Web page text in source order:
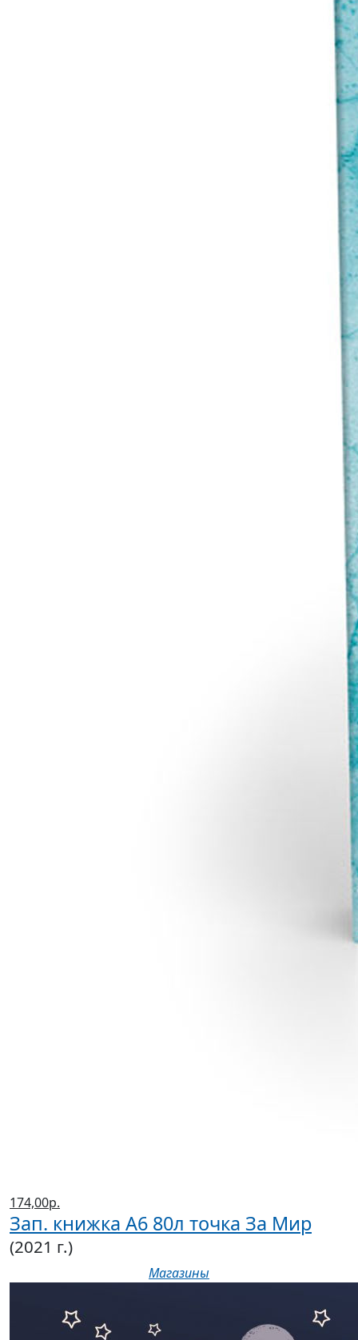
174,00р.
Зап. книжка А6 80л точка За Мир
(2021 г.)
Магазины